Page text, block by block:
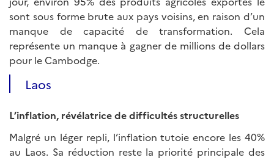
sont sous forme brute aux pays voisins, en raison d’un
manque de capacité de transformation. Cela
représente un manque à gagner de millions de dollars
pour le Cambodge.
Laos
L’inflation, révélatrice de difficultés structurelles
Malgré un léger repli, l’inflation tutoie encore les 40%
au Laos. Sa réduction reste la priorité principale des